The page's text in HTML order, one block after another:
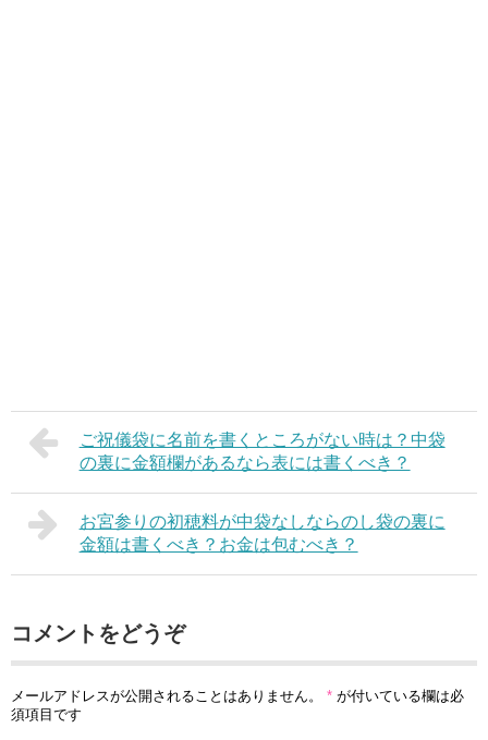
ご祝儀袋に名前を書くところがない時は？中袋
の裏に金額欄があるなら表には書くべき？
お宮参りの初穂料が中袋なしならのし袋の裏に
金額は書くべき？お金は包むべき？
コメントをどうぞ
メールアドレスが公開されることはありません。 * が付いている欄は必
須項目です